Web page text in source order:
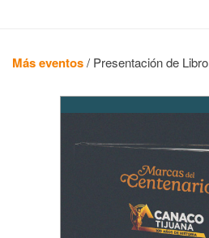
Más eventos/ Presentación de Libro